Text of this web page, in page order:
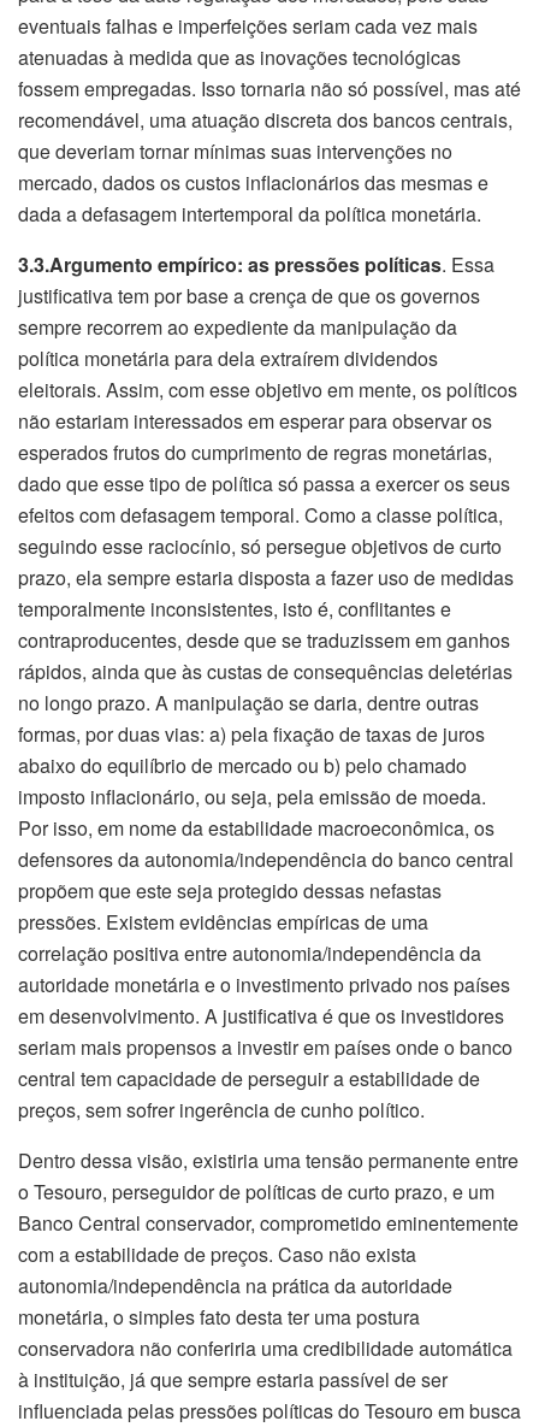
eventuais falhas e imperfeições seriam cada vez mais
atenuadas à medida que as inovações tecnológicas
fossem empregadas. Isso tornaria não só possível, mas até
recomendável, uma atuação discreta dos bancos centrais,
que deveriam tornar mínimas suas intervenções no
mercado, dados os custos inflacionários das mesmas e
dada a defasagem intertemporal da política monetária.
3.3.Argumento empírico: as pressões políticas. Essa
justificativa tem por base a crença de que os governos
sempre recorrem ao expediente da manipulação da
política monetária para dela extraírem dividendos
eleitorais. Assim, com esse objetivo em mente, os políticos
não estariam interessados em esperar para observar os
esperados frutos do cumprimento de regras monetárias,
dado que esse tipo de política só passa a exercer os seus
efeitos com defasagem temporal. Como a classe política,
seguindo esse raciocínio, só persegue objetivos de curto
prazo, ela sempre estaria disposta a fazer uso de medidas
temporalmente inconsistentes, isto é, conflitantes e
contraproducentes, desde que se traduzissem em ganhos
rápidos, ainda que às custas de consequências deletérias
no longo prazo. A manipulação se daria, dentre outras
formas, por duas vias: a) pela fixação de taxas de juros
abaixo do equilíbrio de mercado ou b) pelo chamado
imposto inflacionário, ou seja, pela emissão de moeda.
Por isso, em nome da estabilidade macroeconômica, os
defensores da autonomia/independência do banco central
propõem que este seja protegido dessas nefastas
pressões. Existem evidências empíricas de uma
correlação positiva entre autonomia/independência da
autoridade monetária e o investimento privado nos países
em desenvolvimento. A justificativa é que os investidores
seriam mais propensos a investir em países onde o banco
central tem capacidade de perseguir a estabilidade de
preços, sem sofrer ingerência de cunho político.
Dentro dessa visão, existiria uma tensão permanente entre
o Tesouro, perseguidor de políticas de curto prazo, e um
Banco Central conservador, comprometido eminentemente
com a estabilidade de preços. Caso não exista
autonomia/independência na prática da autoridade
monetária, o simples fato desta ter uma postura
conservadora não conferiria uma credibilidade automática
à instituição, já que sempre estaria passível de ser
influenciada pelas pressões políticas do Tesouro em busca